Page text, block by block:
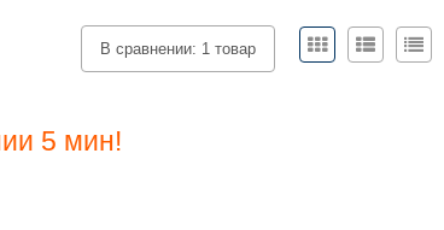
В сравнении: 1 товар
5 мин!